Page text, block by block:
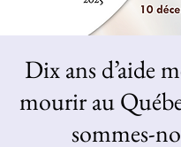
Dix ans d’aide
mourir au
sommes-